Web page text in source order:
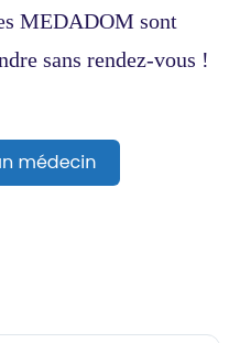
MEDADOM sont
sans rendez-vous !